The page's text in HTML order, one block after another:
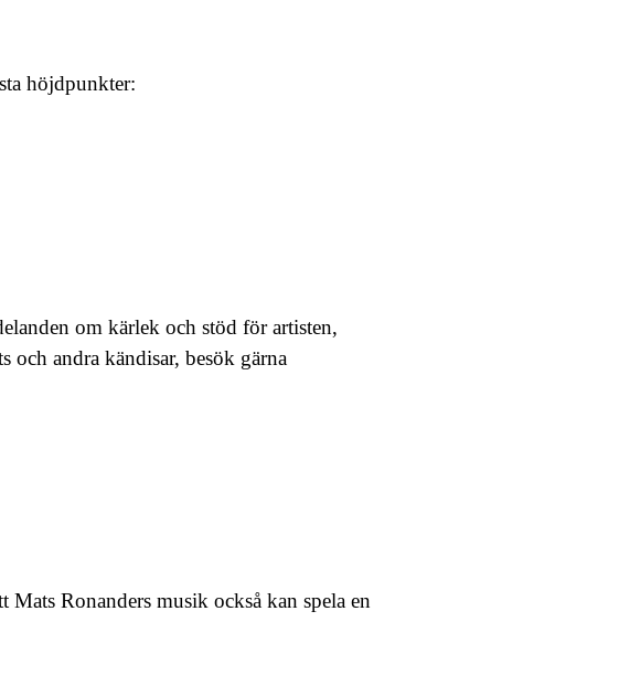
höjdpunkter:
om kärlek och stöd för artisten,
och andra kändisar, besök gärna
Ronanders musik också kan spela en